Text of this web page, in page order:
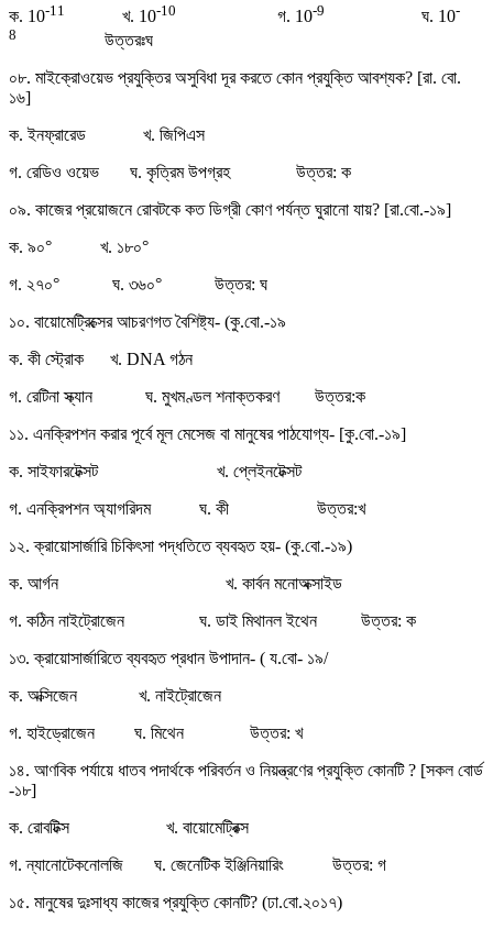
ক. 10-11 খ. 10-10 গ. 10-9 ঘ. 10-
8
উত্তরঃঘ
০৮. মাইক্রোওয়েভ প্রযুক্তির অসুবিধা দূর করতে কোন প্রযুক্তি আবশ্যক? [রা. বো.
১৬]
ক. ইনফ্রারেড খ. জিপিএস
গ. রেডিও ওয়েভ ঘ. কৃত্রিম উপগ্রহ উত্তর: ক
০৯. কাজের প্রয়োজনে রোবটকে কত ডিগ্রী কোণ পর্যন্ত ঘুরানো যায়? [রা.বো.-১৯]
ক. ৯০° খ. ১৮০°
গ. ২৭০° ঘ. ৩৬০° উত্তর: ঘ
১০. বায়োমেট্রিক্সের আচরণগত বৈশিষ্ট্য- (কু.বো.-১৯
ক. কী স্ট্রোক খ. DNA গঠন
গ. রেটিনা স্ক্যান ঘ. মুখমণ্ডল শনাক্তকরণ উত্তর:ক
১১. এনক্রিপশন করার পূর্বে মূল মেসেজ বা মানুষের পাঠযোগ্য- [কু.বো.-১৯]
ক. সাইফারটেক্সট খ. প্লেইনটেক্সট
গ. এনক্রিপশন অ্যাগরিদম ঘ. কী উত্তর:খ
১২. ক্রায়োসার্জারি চিকিৎসা পদ্ধতিতে ব্যবহৃত হয়- (কু.বো.-১৯)
ক. আর্গন খ. কার্বন মনোঅক্সাইড
গ. কঠিন নাইট্রোজেন ঘ. ডাই মিথানল ইথেন উত্তর: ক
১৩. ক্রায়োসার্জারিতে ব্যবহৃত প্রধান উপাদান- ( য.বো- ১৯/
ক. অক্সিজেন খ. নাইট্রোজেন
গ. হাইড্রোজেন ঘ. মিথেন উত্তর: খ
১৪. আণবিক পর্যায়ে ধাতব পদার্থকে পরিবর্তন ও নিয়ন্ত্রণের প্রযুক্তি কোনটি ? [সকল বোর্ড
-১৮]
ক. রোবটিক্স খ. বায়োমেট্রিক্স
গ. ন্যানোটেকনোলজি ঘ. জেনেটিক ইঞ্জিনিয়ারিং উত্তর: গ
১৫. মানুষের দুঃসাধ্য কাজের প্রযুক্তি কোনটি? (ঢা.বো.২০১৭)